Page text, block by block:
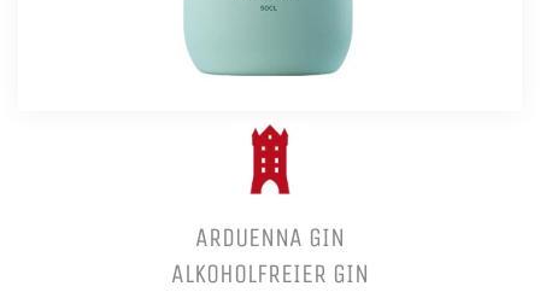
ARDUENNA GIN
ALKOHOLFREIER GIN